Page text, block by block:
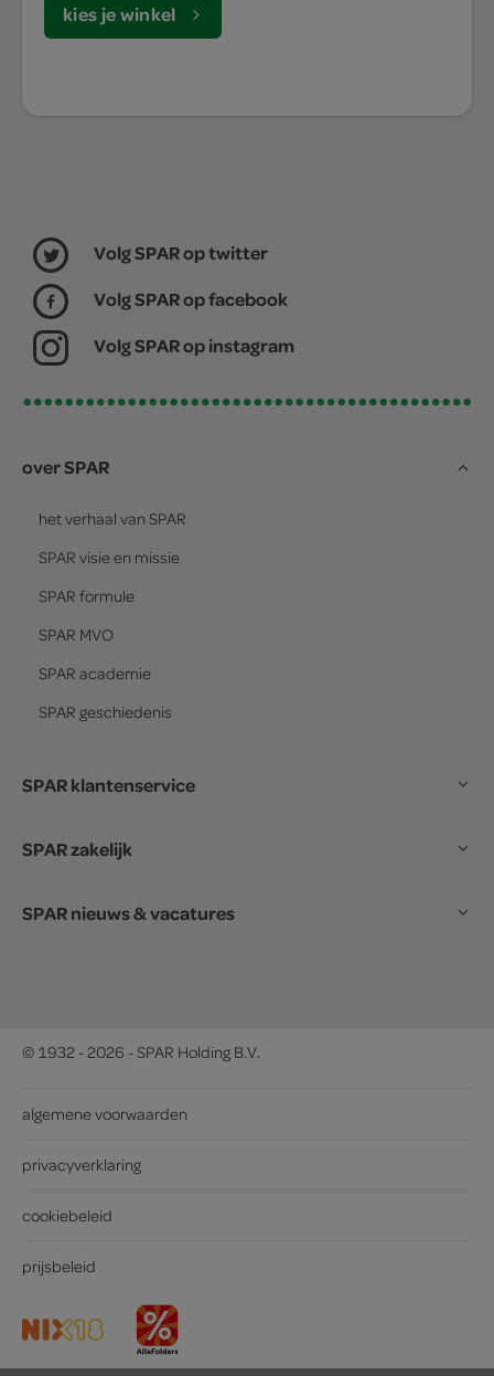
kies je winkel
Volg SPAR op twitter
Volg SPAR op facebook
Volg SPAR op instagram
over SPAR
het verhaal van SPAR
SPAR visie en missie
SPAR formule
SPAR MVO
SPAR academie
SPAR geschiedenis
SPAR klantenservice
SPAR zakelijk
SPAR nieuws & vacatures
© 1932 - 2026 - SPAR Holding B.V.
algemene voorwaarden
privacyverklaring
cookiebeleid
prijsbeleid